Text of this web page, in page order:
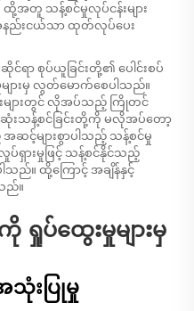
အတူ သန့်စင်မှုလုပ်ငန်းများ
နည်းငယ်သာ ထုတ်လုပ်ပေး
ဆိုင်ရာ စုပ်ယူခြင်းတို့၏ ပေါင်းစပ်
ားမှ လွတ်မောက်စေပါသည်။
းများတွင် လိုအပ်သည့် ကြိုတင်
ဆုံးသန့်စင်ခြင်းတို့ကို မလိုအပ်တော့
ဆင့်များစွာပါသည့် သန့်စင်မှု
ပ်ရှားမှုဖြင့် သန့်စင်နိုင်သည့်
ါသည်။ ထို့ကြောင့် အချိန်နှင့်
ည်။
ရှုပ်ထွေးမှုများမှ
းပြုမှု